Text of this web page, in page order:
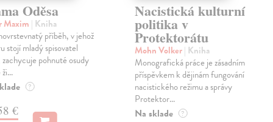
Oděsa
Maxim | Kniha
příběh, v jehož
stojí mladý spisovatel
zachycuje pohnuté osudy
?
€
Nacistická kulturní
politika v
Protektorátu
Mohn Volker| Kniha
Monografická práce je zásadním
příspěvkem k dějinám fungování
nacistického režimu a správy
Protektor...
Na sklade ?